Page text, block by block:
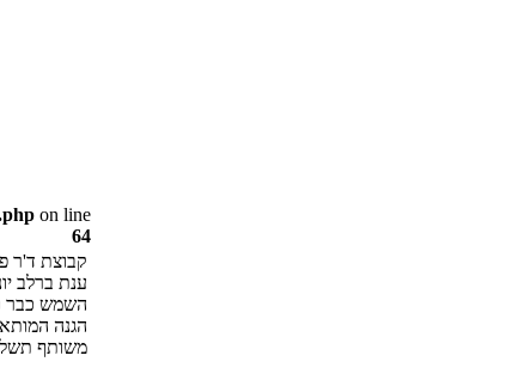
on line
64
ענת ברלב
השמש כבר
הגנה
משותף